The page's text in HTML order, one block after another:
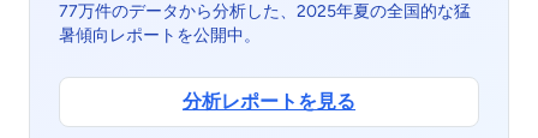
77万件のデータから分析した、2025年夏の全国的な猛
暑傾向レポートを公開中。
分析レポートを見る